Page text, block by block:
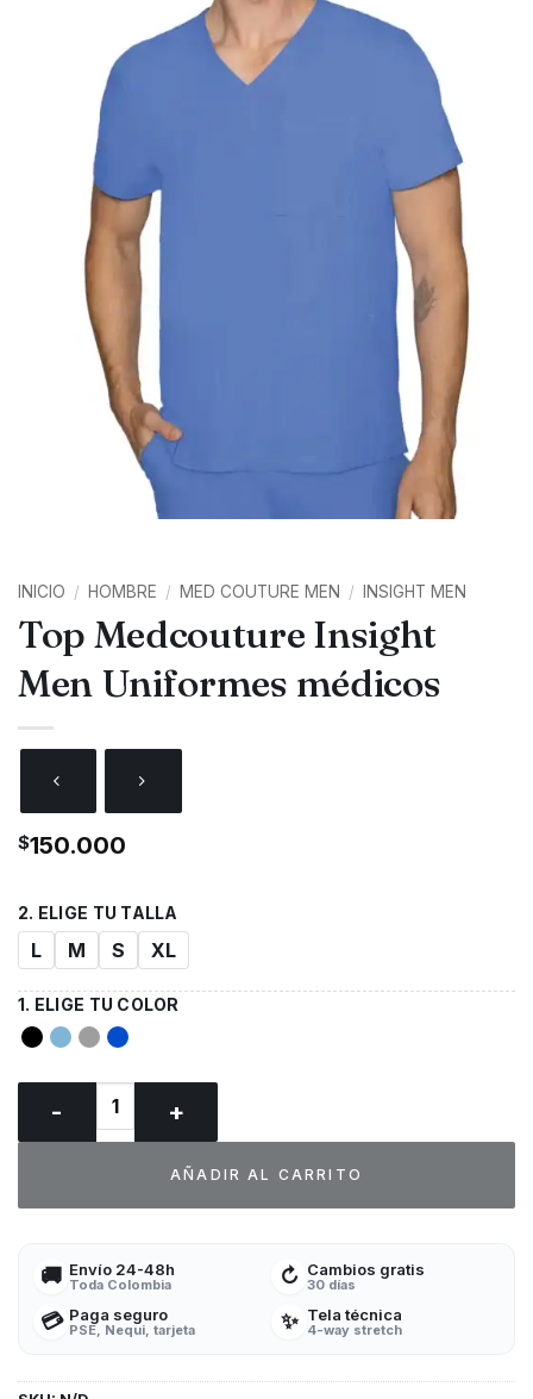
INICIO / HOMBRE / MED COUTURE MEN / INSIGHT MEN
Top Medcouture Insight
Men Uniformes médicos
$150.000
L M S XL
Top Medcouture Insight Men Uniformes médicos cantidad
AÑADIR AL CARRITO
🚚 Envío 24-48h
Toda Colombia ↻ Cambios gratis
30 días
💳 Paga seguro
PSE, Nequi, tarjeta ✨ Tela técnica
4-way stretch